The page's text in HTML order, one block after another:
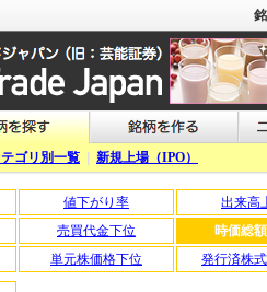
ゴリ別一覧 新規上場（IPO）
値下がり率
出来高
売買代金下位
時価総
単元株価格下位
発行済株